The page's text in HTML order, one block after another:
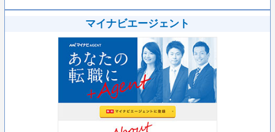
マイナビエージェント